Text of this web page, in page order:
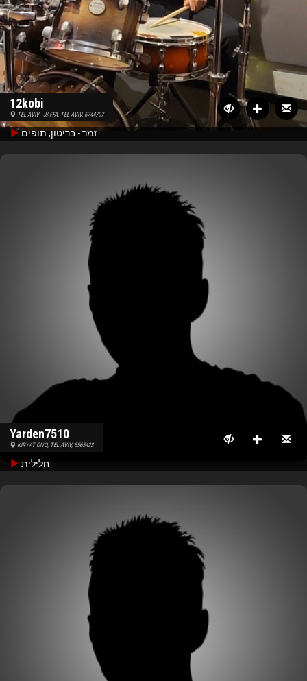
12kobi
TEL AVIV - JAFFA, TEL AVIV, 6744707
זמר - בריטון, תופים
Yarden7510
KIRYAT ONO, TEL AVIV, 5565423
חלילית